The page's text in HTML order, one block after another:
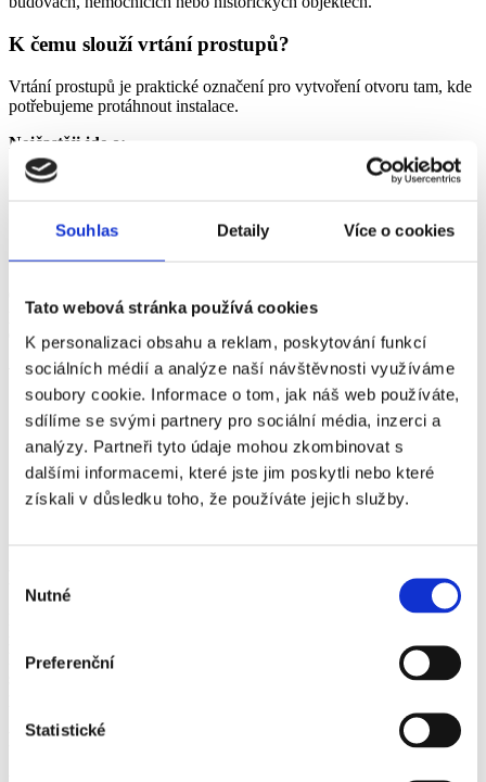
Souhlas Detaily Více o cookies
Tato webová stránka používá cookies
K personalizaci obsahu a reklam, poskytování funkcí
sociálních médií a analýze naší návštěvnosti využíváme
soubory cookie. Informace o tom, jak náš web používáte,
sdílíme se svými partnery pro sociální média, inzerci a
analýzy. Partneři tyto údaje mohou zkombinovat s
dalšími informacemi, které jste jim poskytli nebo které
získali v důsledku toho, že používáte jejich služby.
souhlasu
Nutné
Preferenční
Statistické
K čemu slouží vrtání prostupů?
Vrtání prostupů je praktické označení pro vytvoření otvoru tam, kde
potřebujeme protáhnout instalace.
Nejčastěji jde o:
vedení elektřiny
kanalizační systémy
datové kabely a zabezpečovací techniku
podlah – a to s milimetrovou přesností, díky níž odpadá potřeba
dalších dodatečných úprav.
Výhody jádrového vrtání
Přesnost a čistota: Otvory jsou pravidelné, bez prasklin a
narušení okolního materiálu.
Bezprašnost: Díky chlazení vodou nevzniká téměř žádný
prach – vhodné pro interiérové práce.
Nízký hluk a vibrace
: Oproti klasickému bourání minimální
Máme dlouholeté zkušenosti s jádrovým vrtáním a prostupy
kanceláře až po průmyslové objekty. Pracujeme rychle, čistě a
spolehlivě. Disponujeme profesionální technikou i školenými
Potřebujete otvor ve zdi nebo stropu?